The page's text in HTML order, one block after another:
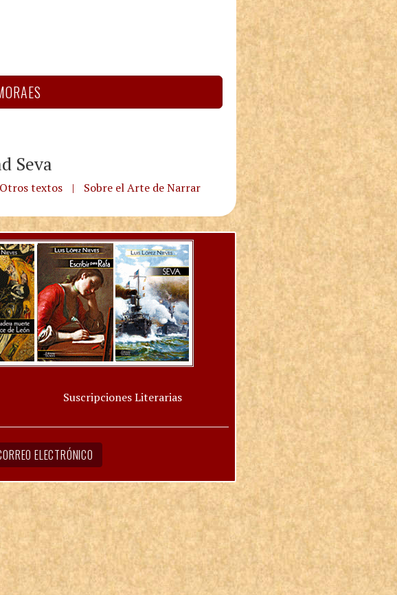
Seva
Otros textos | Sobre el Arte de Narrar
Suscripciones Literarias
ELECTRÓNICO